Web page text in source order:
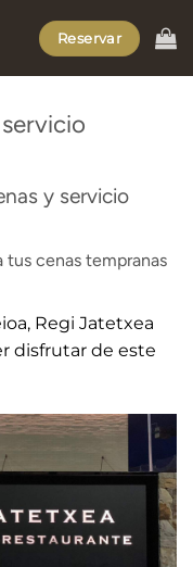
Reservar
y servicio
tus cenas tempranas
Regi Jatetxea
disfrutar de este